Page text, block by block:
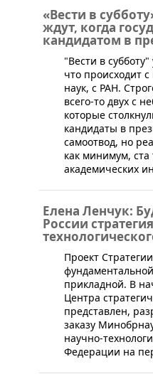
«Вести в
ждут, когда
кандидатом в
​"Вести в
что происходит
наук, с РАН.
всего-то двух с
которые
кандидаты в
самоотвод, но
как минимум, ста
академических
Елена Ленчук:
России
​​Проект
прикладной. В
Центра
представлен,
заказу
научно-
Федерации на